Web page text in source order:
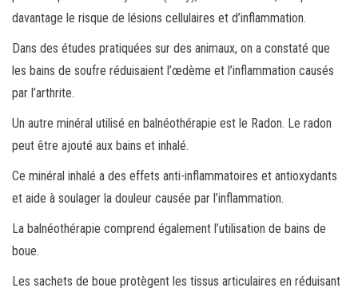
davantage le risque de lésions cellulaires et d’inflammation.
Dans des études pratiquées sur des animaux, on a constaté que
les bains de soufre réduisaient l’œdème et l’inflammation causés
par l’arthrite.
Un autre minéral utilisé en balnéothérapie est le Radon. Le radon
peut être ajouté aux bains et inhalé.
Ce minéral inhalé a des effets anti-inflammatoires et antioxydants
et aide à soulager la douleur causée par l’inflammation.
La balnéothérapie comprend également l’utilisation de bains de
boue.
Les sachets de boue protègent les tissus articulaires en réduisant